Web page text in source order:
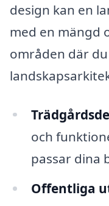
design kan en
med en mängd
områden där
och
passar dina
Offentliga